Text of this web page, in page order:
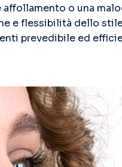
o una
e flessibilità dello
prevedibile ed